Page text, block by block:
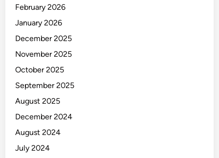
February 2026
January 2026
December 2025
November 2025
October 2025
September 2025
August 2025
December 2024
August 2024
July 2024